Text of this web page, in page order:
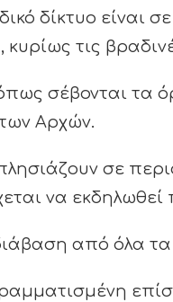
δίκτυο είναι
τις
σέβονται τα
Αρχών.
σε
να
από όλα